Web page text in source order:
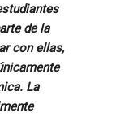
de la
con ellas,
La